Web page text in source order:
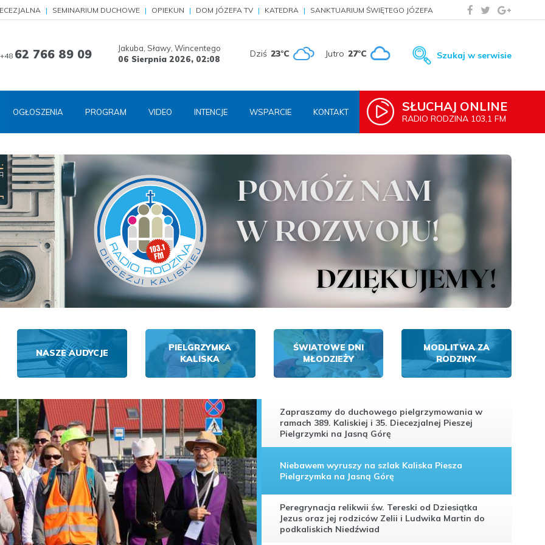
SEMINARIUM DUCHOWE OPIEKUN DOM JÓZEFA TV KATEDRA SANKTUARIUM ŚWIĘTEGO JÓZEFA
+48 62 766 89 09
Jakuba, Sławy, Wincentego
06 Sierpnia 2026, 02:08 Dziś 23°C Jutro 27°C Szukaj w serwisie
SŁUCHAJ ONLINE
RADIO RODZINA 103,1 FM
OGŁOSZENIA PROGRAM VIDEO INTENCJE WSPARCIE KONTAKT
NASZE AUDYCJE
PIELGRZYMKA
KALISKA
ŚWIATOWE DNI
MŁODZIEŻY
MODLITWA ZA
RODZINY
Zapraszamy do duchowego pielgrzymowania w
ramach 389. Kaliskiej i 35. Diecezjalnej Pieszej
Pielgrzymki na Jasną Górę
Niebawem wyruszy na szlak Kaliska Piesza
Pielgrzymka na Jasną Górę
Peregrynacja relikwii św. Tereski od Dziesiątka
Jezus oraz jej rodziców Zelii i Ludwika Martin do
podkaliskich Niedźwiad